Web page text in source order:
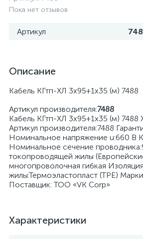
Пока нет отзывов
Артикул
Описание
Кабель КГтп-ХЛ 3х95+1х35 (м) 7488
Артикул производителя:7488
Кабель КГтп-ХЛ 3х95+1х35 (м) 7488
Артикул производителя:7488
Номинальное напряжение u:660 В
Номинальное сечение
токопроводящей жилы
многопроволочная гибкая Изоляция
жилы:Термоэластопласт (TPE)
Поставщик: ТОО «VK Corp»
Характеристики